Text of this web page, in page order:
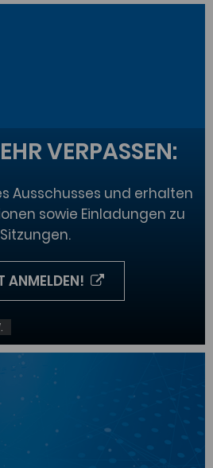
VERPASSEN:
Ausschusses und erhalten
sowie Einladungen zu
Sitzungen.
ANMELDEN!